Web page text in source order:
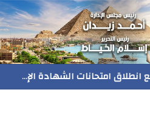
رسميا..فيلم المنير ينافس في مهرجان Follow Your Heart بنيويورك